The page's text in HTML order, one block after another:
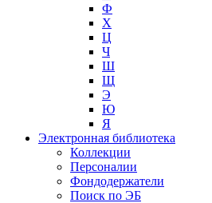
Ф
Х
Ц
Ч
Ш
Щ
Э
Ю
Я
Электронная библиотека
Коллекции
Персоналии
Фондодержатели
Поиск по ЭБ